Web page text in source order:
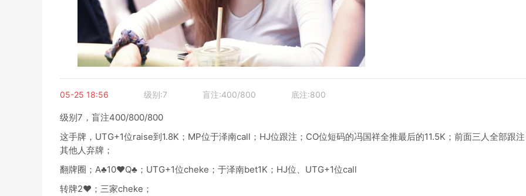
05-25 18:56 级别:7 盲注:400/800 底注:800
级别7，盲注400/800/800
这手牌，UTG+1位raise到1.8K；MP位于泽南call；HJ位跟注；CO位短码的冯国祥全推最后的11.5K；前面三人全部跟
其他人弃牌；
翻牌圈；A♣10♥Q♣；UTG+1位cheke；于泽南bet1K；HJ位、UTG+1位call
转牌2♥；三家cheke；